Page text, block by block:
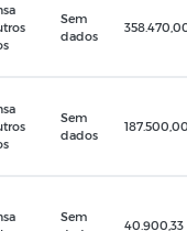
Sem
dados
Sem
dados
Sem
40.900,33